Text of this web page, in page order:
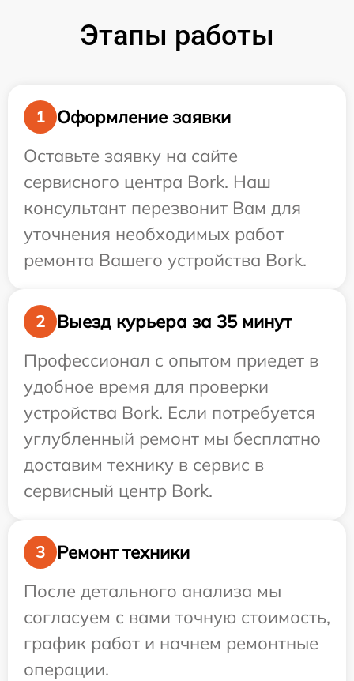
Этапы работы
1
Оформление заявки
Оставьте заявку на сайте
сервисного центра Bork. Наш
консультант перезвонит Вам для
уточнения необходимых работ
ремонта Вашего устройства Bork.
2
Выезд курьера за 35 минут
Профессионал с опытом приедет в
удобное время для проверки
устройства Bork. Если потребуется
углубленный ремонт мы бесплатно
доставим технику в сервис в
сервисный центр Bork.
3
Ремонт техники
После детального анализа мы
согласуем с вами точную стоимость,
график работ и начнем ремонтные
операции.